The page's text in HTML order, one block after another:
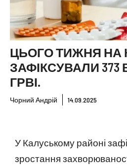
ЦЬОГО ТИЖНЯ НА
ЗАФІКСУВАЛИ
ГРВІ.
Чорний Андрій 14.09.2025
У Калуському районі
зростання